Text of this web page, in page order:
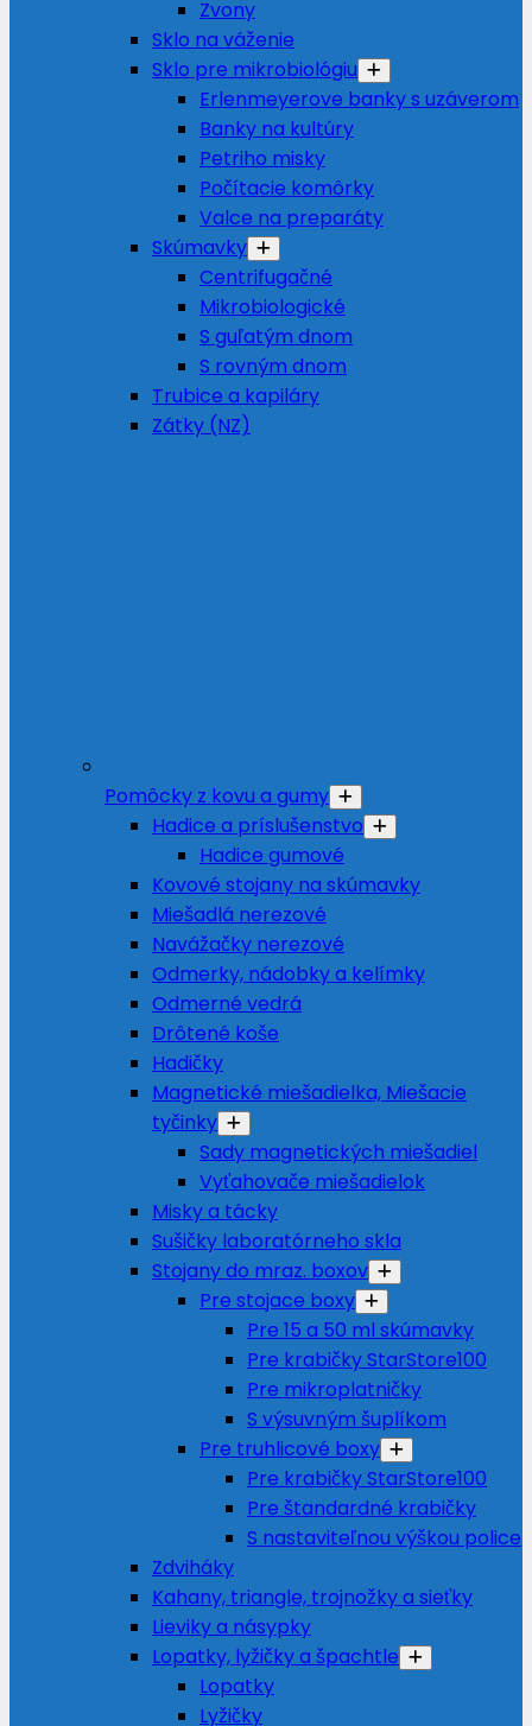
Zvony
Sklo na váženie
Sklo pre mikrobiológiu
Erlenmeyerove banky s uzáverom
Banky na kultúry
Petriho misky
Počítacie komôrky
Valce na preparáty
Skúmavky
Centrifugačné
Mikrobiologické
S guľatým dnom
S rovným dnom
Trubice a kapiláry
Zátky (NZ)
Pomôcky z kovu a gumy
Hadice a príslušenstvo
Hadice gumové
Kovové stojany na skúmavky
Miešadlá nerezové
Navážačky nerezové
Odmerky, nádobky a kelímky
Odmerné vedrá
Drôtené koše
Hadičky
Magnetické miešadielka, Miešacie
tyčinky
Sady magnetických miešadiel
Vyťahovače miešadielok
Misky a tácky
Sušičky laboratórneho skla
Stojany do mraz. boxov
Pre stojace boxy
Pre 15 a 50 ml skúmavky
Pre krabičky StarStore100
Pre mikroplatničky
S výsuvným šuplíkom
Pre truhlicové boxy
Pre krabičky StarStore100
Pre štandardné krabičky
S nastaviteľnou výškou police
Zdviháky
Kahany, triangle, trojnožky a sieťky
Lieviky a násypky
Lopatky, lyžičky a špachtle
Lopatky
Lyžičky